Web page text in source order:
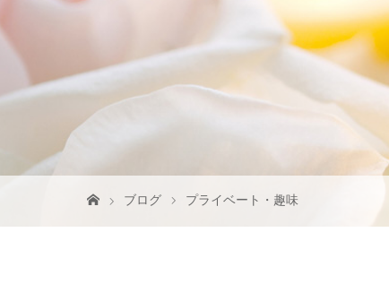
ブログ プライベート・趣味